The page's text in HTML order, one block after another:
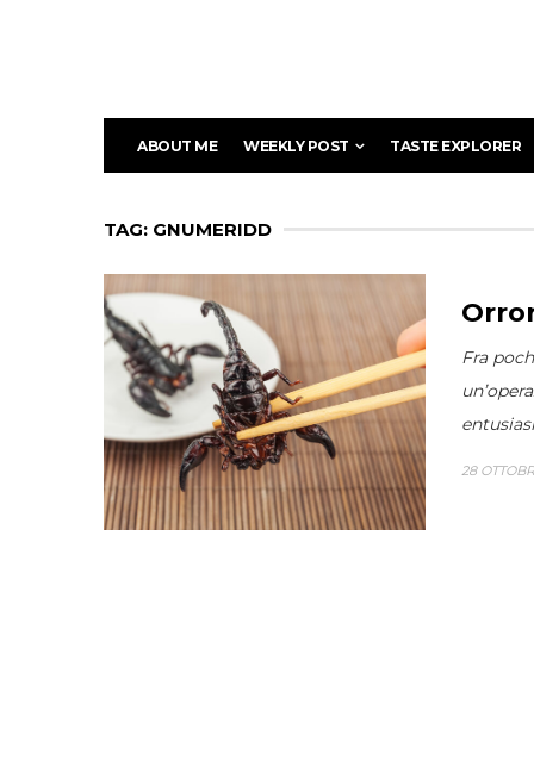
ABOUT ME WEEKLY POST TASTE EXPLORER
TAG: GNUMERIDD
Fra
28